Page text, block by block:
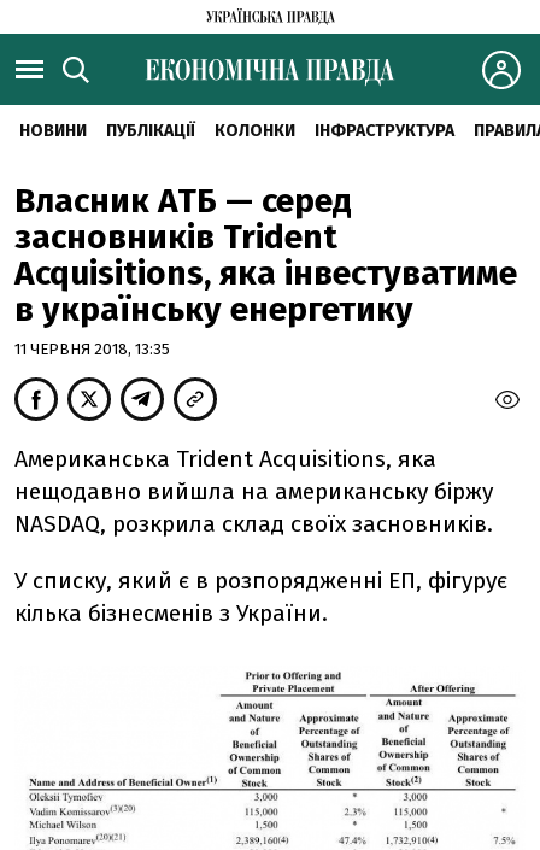
НОВИНИ ПУБЛІКАЦІЇ КОЛОНКИ ІНФРАСТРУКТУРА
Власник АТБ — серед
засновників Trident
Acquisitions, яка інвестуватиме
в українську енергетику
11 ЧЕРВНЯ 2018, 13:35
Американська Trident Acquisitions, яка
нещодавно вийшла на американську біржу
NASDAQ, розкрила склад своїх засновників.
У списку, який є в розпорядженні ЕП, фігурує
кілька бізнесменів з України.